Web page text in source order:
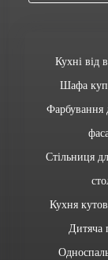
Кухні від
Шафа
Фарбування
Стільниця
Кухня
Дитяча